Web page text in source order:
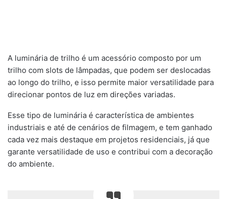
A luminária de trilho é um acessório composto por um
trilho com slots de lâmpadas, que podem ser deslocadas
ao longo do trilho, e isso permite maior versatilidade para
direcionar pontos de luz em direções variadas.
Esse tipo de luminária é característica de ambientes
industriais e até de cenários de filmagem, e tem ganhado
cada vez mais destaque em projetos residenciais, já que
garante versatilidade de uso e contribui com a decoração
do ambiente.